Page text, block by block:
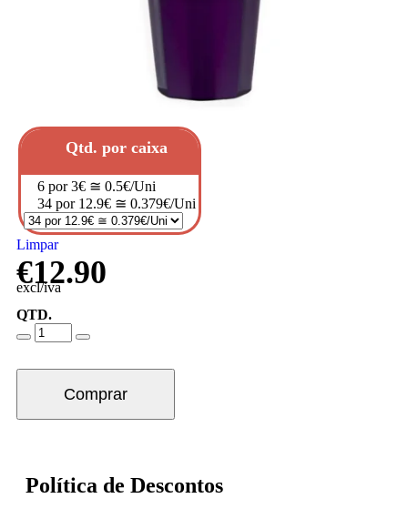
Qtd. por caixa
6 por 3€ ≅ 0.5€/Uni
34 por 12.9€ ≅ 0.379€/Uni
Limpar
€12.90
excl/iva
QTD.
Comprar
Política de Descontos